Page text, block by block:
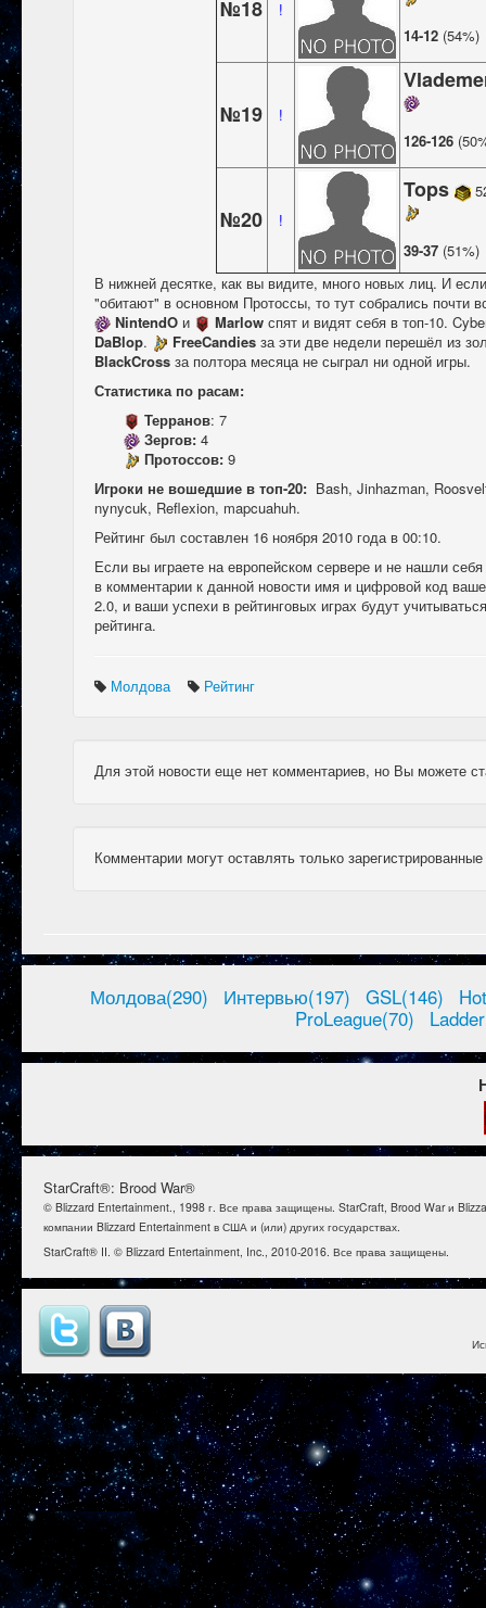
№18
!
14-12 (54%)
№19 !
126-126
№20 !
Tops
39-37 (51%)
В нижней десятке, как вы видите, много новых лиц. И
"обитают" в основном Протоссы, то тут собрались почти
NintendO и Marlow спят и видят себя в топ-10.
DaBlop. FreeCandies за эти две недели перешёл из
BlackCross за полтора месяца не сыграл ни одной игры.
Статистика по расам:
Терранов: 7
Зергов:4
Протоссов: 9
Игроки не вошедшие в топ-20: Bash, Jinhazman,
nynycuk, Reflexion, mapcuahuh.
Рейтинг был составлен 16 ноября 2010 года в 00:10.
Если вы играете на европейском сервере и не нашли
в комментарии к данной новости имя и цифровой код
2.0, и ваши успехи в рейтинговых играх будут
рейтинга.
Молдова Рейтинг
Для этой новости еще нет комментариев, но Вы можете
Комментарии могут оставлять только
Молдова(290) Интервью(197) GSL(146)
ProLeague(70)
StarCraft®: Brood War®
© Blizzard Entertainment., 1998 г. Все права защищены. StarCraft, Brood War и
компании Blizzard Entertainment в США и (или) других государствах.
StarCraft® II. © Blizzard Entertainment, Inc., 2010-2016. Все права защищены.